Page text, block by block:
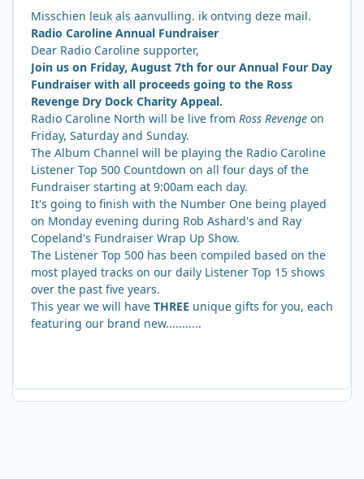
Misschien leuk als aanvulling. ik ontving deze mail.
Radio Caroline Annual Fundraiser
Dear Radio Caroline supporter,
Join us on Friday, August 7th for our Annual Four Day
Fundraiser with all proceeds going to the Ross
Revenge Dry Dock Charity Appeal.
Radio Caroline North will be live from Ross Revenge on
Friday, Saturday and Sunday.
The Album Channel will be playing the Radio Caroline
Listener Top 500 Countdown on all four days of the
Fundraiser starting at 9:00am each day.
It's going to finish with the Number One being played
on Monday evening during Rob Ashard's and Ray
Copeland's Fundraiser Wrap Up Show.
The Listener Top 500 has been compiled based on the
most played tracks on our daily Listener Top 15 shows
over the past five years.
This year we will have THREE unique gifts for you, each
featuring our brand new...........